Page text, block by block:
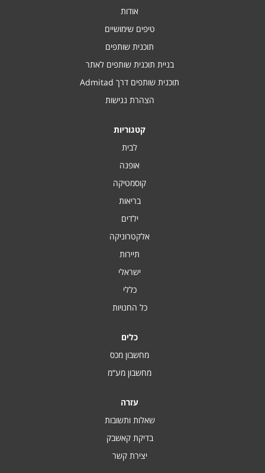
אודות
טיפים שימושיים
תוכנית שותפים
בניית תוכנית שותפים לאתר
תוכנית שותפים דרך Admitad
הצהרת נגישות
קטגוריות
לבית
אופנה
קוסמטיקה
בריאות
ילדים
אלקטרוניקה
תיירות
ישראלי
כללי
כל החנויות
כלים
מחשבון מכס
מחשבון מע“מ
עזרה
שאלות ותשובות
בדיקת קאשבק
יצירת קשר